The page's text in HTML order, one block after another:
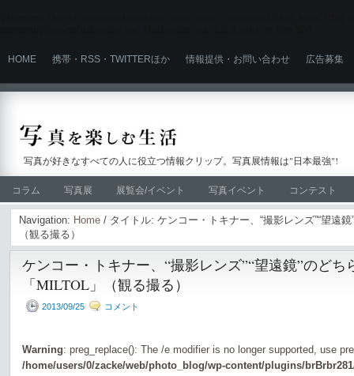
HOME 携帯・RSS・TWITTERほか 情報提供・お問い合わせ 広告募集
写真が好きなすべての人に役立つ情報クリップ。写真展情報は"日本最強"!
コラム 写真展 展覧会/イベント 写真イベント コンテスト
Navigation: Home / タイトル: ケンコー・トキナー、“撮影レンズ”“望遠
（観る撮る）
ケンコー・トキナー、“撮影レンズ”“望遠鏡”のどち
「MILTOL」（観る撮る）
2013/09/25 コメント
Warning: preg_replace(): The /e modifier is no longer supported, use
/home/users/0/zacke/web/photo_blog/wp-content/plugins/